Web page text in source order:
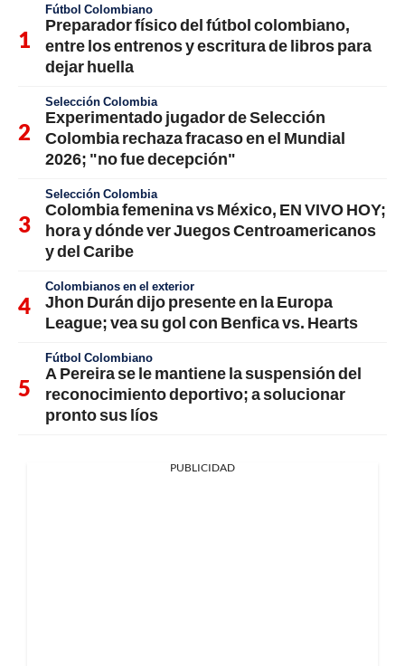
Fútbol Colombiano
Preparador físico del fútbol colombiano,
entre los entrenos y escritura de libros para
dejar huella
Selección Colombia
Experimentado jugador de Selección
Colombia rechaza fracaso en el Mundial
2026; "no fue decepción"
Selección Colombia
Colombia femenina vs México, EN VIVO HOY;
hora y dónde ver Juegos Centroamericanos
y del Caribe
Colombianos en el exterior
Jhon Durán dijo presente en la Europa
League; vea su gol con Benfica vs. Hearts
Fútbol Colombiano
A Pereira se le mantiene la suspensión del
reconocimiento deportivo; a solucionar
pronto sus líos
PUBLICIDAD